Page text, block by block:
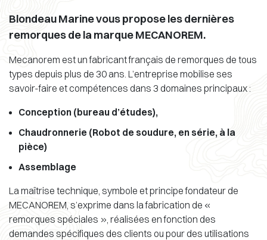
Blondeau Marine vous propose les dernières
remorques de la marque MECANOREM.
Mecanorem est un fabricant français de remorques de tous
types depuis plus de 30 ans. L’entreprise mobilise ses
savoir-faire et compétences dans 3 domaines principaux :
Conception (bureau d’études),
Chaudronnerie (Robot de soudure, en série, à la
pièce)
Assemblage
La maîtrise technique, symbole et principe fondateur de
MECANOREM, s’exprime dans la fabrication de «
remorques spéciales », réalisées en fonction des
demandes spécifiques des clients ou pour des utilisations